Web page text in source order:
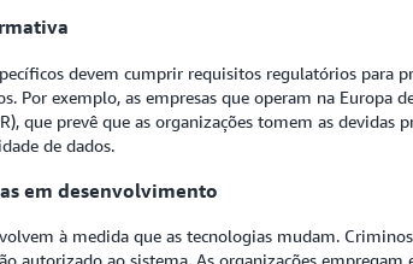
devem cumprir requisitos regulatórios para
Por exemplo, as empresas que operam na Europa
que prevê que as organizações tomem as devidas
de dados.
em desenvolvimento
à medida que as tecnologias mudam.